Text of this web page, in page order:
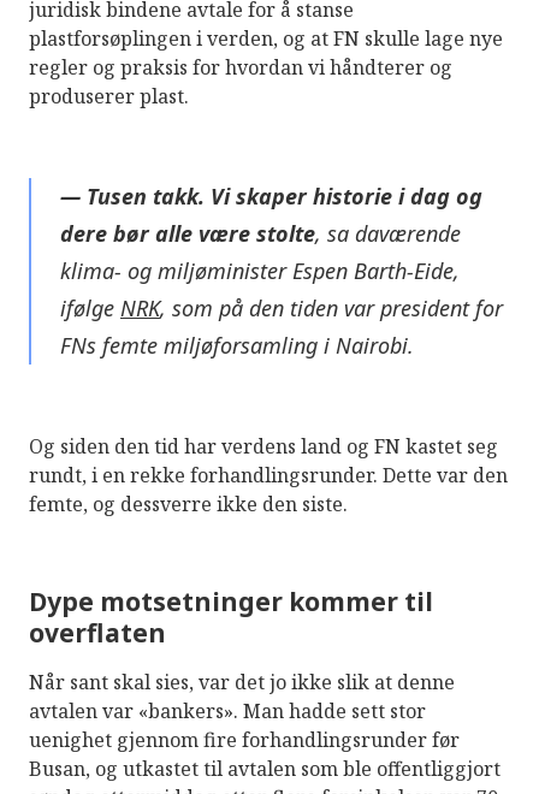
juridisk bindene avtale for å stanse
plastforsøplingen i verden, og at FN skulle lage nye
regler og praksis for hvordan vi håndterer og
produserer plast.
— Tusen takk. Vi skaper historie i dag og
dere bør alle være stolte, sa daværende
klima- og miljøminister Espen Barth-Eide,
ifølge NRK, som på den tiden var president for
FNs femte miljøforsamling i Nairobi.
Og siden den tid har verdens land og FN kastet seg
rundt, i en rekke forhandlingsrunder. Dette var den
femte, og dessverre ikke den siste.
Dype motsetninger kommer til
overflaten
Når sant skal sies, var det jo ikke slik at denne
avtalen var «bankers». Man hadde sett stor
uenighet gjennom fire forhandlingsrunder før
Busan, og utkastet til avtalen som ble offentliggjort